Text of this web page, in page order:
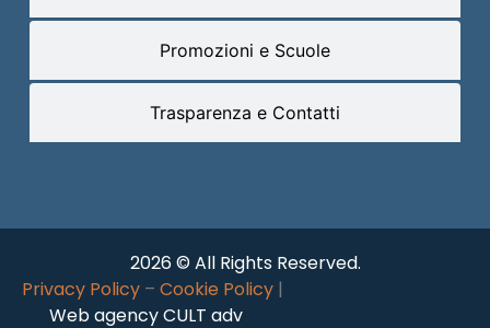
Promozioni e Scuole
Trasparenza e Contatti
2026 © All Rights Reserved.
Privacy Policy – Cookie Policy |
Web agency CULT adv